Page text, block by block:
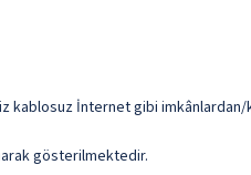
kablosuz İnternet gibi imkânlardan/
gösterilmektedir.